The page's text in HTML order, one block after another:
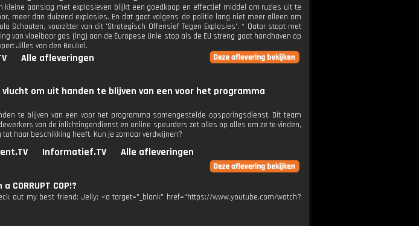
kleine aanslag met explosieven blijkt een goedkoop en effectief middel om ruzies uit te
meer dan duizend explosies. En dat gaat volgens de politie lang niet meer alleen om
Schouten, voorzitter van dit 'Strategisch Offensief Tegen Explosies'. * Qatar stopt met
van vloeibaar gas (lng) aan de Europese Unie stop als de EU streng gaat handhaven op
Jilles van den Beukel.
Alle afleveringen
vlucht om uit handen te blijven van een voor het programma
te blijven van een voor het programma samengestelde opsporingsdienst. Dit team
van de inlichtingendienst en online speurders zet alles op alles om ze te vinden,
haar beschikking heeft. Kun je zomaar verdwijnen?
Informatief.TV Alle afleveringen
COP!?
out my best friend: Jelly: <a target="_blank" href="https://www.youtube.com/watch?